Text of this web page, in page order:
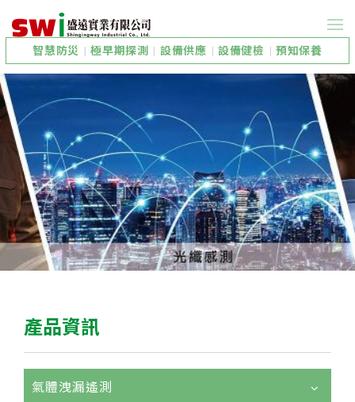
智慧防災 | 極早期探測 | 設備供應 | 設備健檢 | 預知保養
產品資訊
氣體洩漏遙測